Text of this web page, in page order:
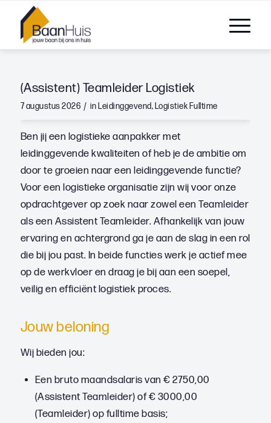
(Assistent) Teamleider Logistiek
7 augustus 2026 / in Leidinggevend, Logistiek Fulltime
Ben jij een logistieke aanpakker met
leidinggevende kwaliteiten of heb je de ambitie om
door te groeien naar een leidinggevende functie?
Voor een logistieke organisatie zijn wij voor onze
opdrachtgever op zoek naar zowel een Teamleider
als een Assistent Teamleider. Afhankelijk van jouw
ervaring en achtergrond ga je aan de slag in een rol
die bij jou past. In beide functies werk je actief mee
op de werkvloer en draag je bij aan een soepel,
veilig en efficiënt logistiek proces.
Jouw beloning
Wij bieden jou:
Een bruto maandsalaris van € 2750,00
(Assistent Teamleider) of € 3000,00
(Teamleider) op fulltime basis;